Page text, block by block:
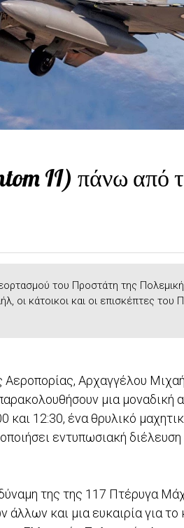
II) πάνω από
του Προστάτη της
οι κάτοικοι και οι επισκέπτες του
Αρχαγγέλου
μια μοναδική
και 12:30, ένα θρυλικό
εντυπωσιακή
της της 117 Πτέρυγα
και μια ευκαιρία για το